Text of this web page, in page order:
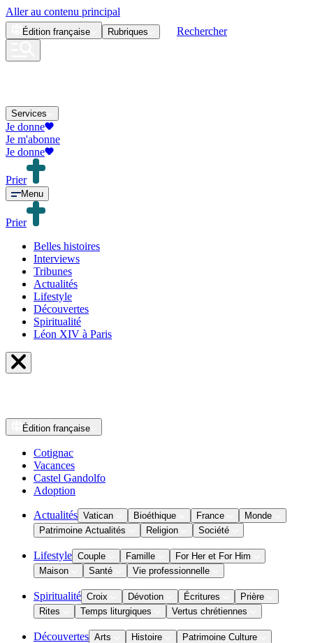
Aller au contenu principal
Édition française Rubriques Rechercher
Services
Je donne
Je m'abonne
Je donne
Prier
Menu
Prier
Belles histoires
Interviews
Tribunes
Actualités
Lifestyle
Découvertes
Spiritualité
Léon XIV à Paris
Édition française
Cotignac
Vacances
Castel Gandolfo
Adoption
Actualités Vatican Bioéthique France
Monde
Patrimoine Actualités
Religion Société
Lifestyle Couple Famille
For Her et For Him
Maison
Santé Vie professionnelle
Spiritualité Croix Dévotion Écritures
Prière
Rites
Temps liturgiques Vertus chrétiennes
Découvertes Arts Histoire
Patrimoine Culture